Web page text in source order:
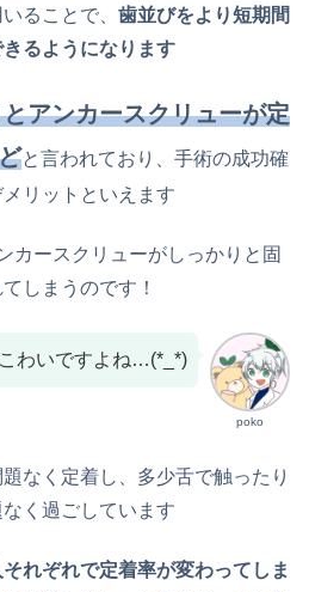
ることで、 歯並びをより短期間
るようになります
アンカースクリューが定
と言われており、手術の成功確
リットといえます
カースクリューがしっかりと固
しまうのです！
poko
わいですよね…(*_*)
なく定着し、多少舌で触ったり
く過ごしています
それぞれで定着率が変わってしま